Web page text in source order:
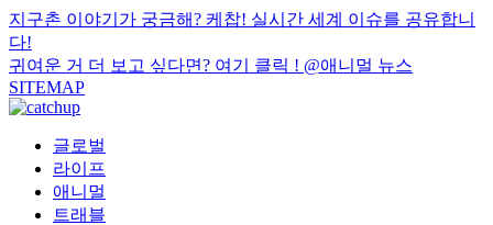
지구촌 이야기가 궁금해? 케찹! 실시간 세계 이슈를 공유합니
다!
귀여운 거 더 보고 싶다면? 여기 클릭 ! @애니멀 뉴스
SITEMAP
글로벌
라이프
애니멀
트래블